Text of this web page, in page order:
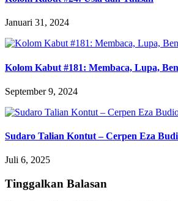
Januari 31, 2024
Kolom Kabut #181: Membaca, Lupa,
September 9, 2024
Sudaro Talian Kontut – Cerpen Eza
Juli 6, 2025
Tinggalkan Balasan